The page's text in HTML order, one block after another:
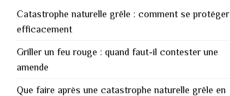
Catastrophe naturelle grêle : comment se protéger
efficacement
Griller un feu rouge : quand faut-il contester une
amende
Que faire après une catastrophe naturelle grêle en